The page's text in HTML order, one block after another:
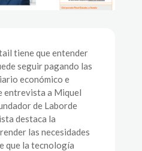
tiene que entender
seguir pagando las
económico e
entrevista a Miquel
de Laborde
destaca la
las necesidades
que la tecnología